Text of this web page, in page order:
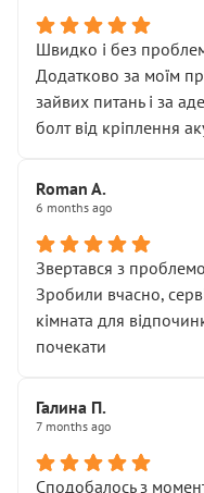
Швидко і без
Додатково за моїм
зайвих питань і за
болт від кріплення
Roman A.
6 months ago
Звертався з
Зробили вчасно,
кімната для
почекати
Галина П.
7 months ago
Сподобалось з